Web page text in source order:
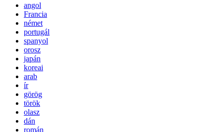
angol
Francia
német
portugál
spanyol
orosz
japán
koreai
arab
ír
görög
török
olasz
dán
román